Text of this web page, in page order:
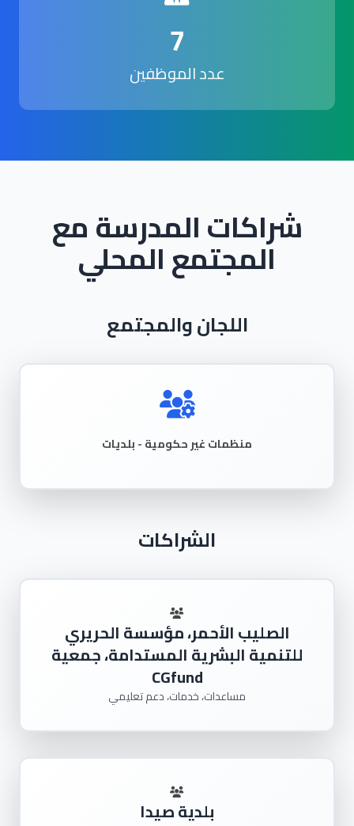
7
عدد الموظفين
شراكات المدرسة مع
المجتمع المحلي
اللجان والمجتمع
منظمات غير حكومية - بلديات
الشراكات
الصليب الأحمر، مؤسسة الحريري
للتنمية البشرية المستدامة، جمعية
CGfund
مساعدات، خدمات، دعم تعليمي
بلدية صيدا